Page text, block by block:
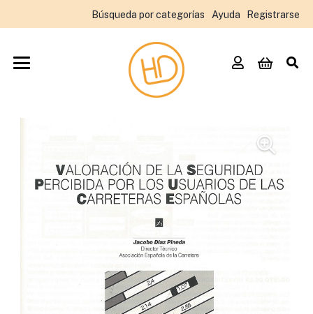
Búsqueda por categorías Ayuda Registrarse